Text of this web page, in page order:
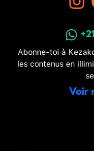
Abonne-toi à
les contenus en
Voir